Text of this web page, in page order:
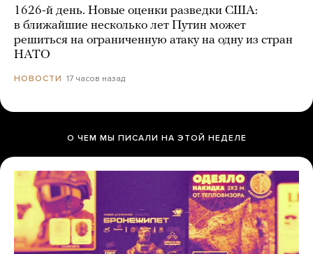
1626-й день. Новые оценки разведки США:
в ближайшие несколько лет Путин может
решиться на ограниченную атаку на одну из стран
НАТО
НОВОСТИ 17 часов назад
О ЧЕМ МЫ ПИСАЛИ НА ЭТОЙ НЕДЕЛЕ